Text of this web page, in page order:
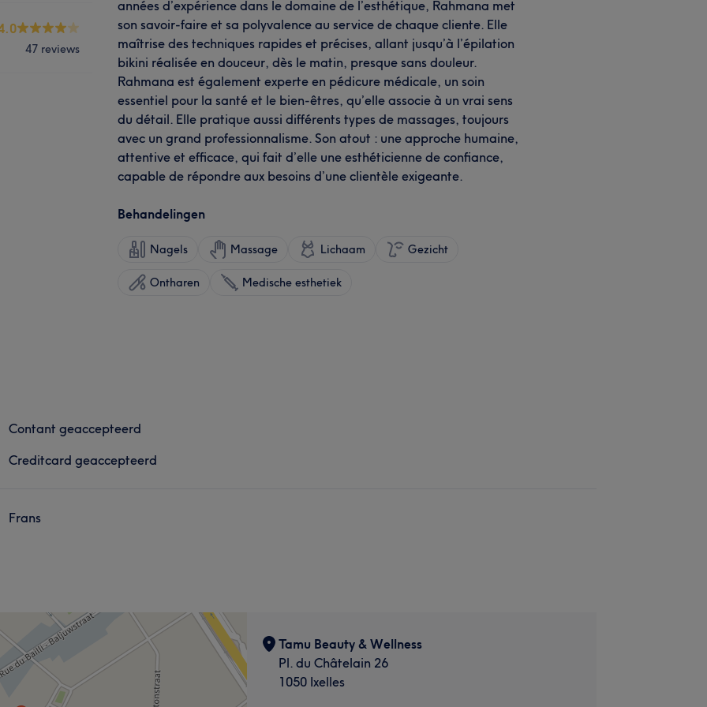
47 reviews
années d’expérience dans le domaine de l’esthétique, Rahmana met
son savoir-faire et sa polyvalence au service de chaque cliente. Elle
maîtrise des techniques rapides et précises, allant jusqu’à l’épilation
bikini réalisée en douceur, dès le matin, presque sans douleur.
Rahmana est également experte en pédicure médicale, un soin
essentiel pour la santé et le bien-êtres, qu’elle associe à un vrai sens
du détail. Elle pratique aussi différents types de massages, toujours
avec un grand professionnalisme. Son atout : une approche humaine,
attentive et efficace, qui fait d’elle une esthéticienne de confiance,
capable de répondre aux besoins d’une clientèle exigeante.
Behandelingen
Nagels Massage Lichaam Gezicht
Ontharen Medische esthetiek
Contant geaccepteerd
Creditcard geaccepteerd
Frans
Tamu Beauty & Wellness
Pl. du Châtelain 26
1050 Ixelles